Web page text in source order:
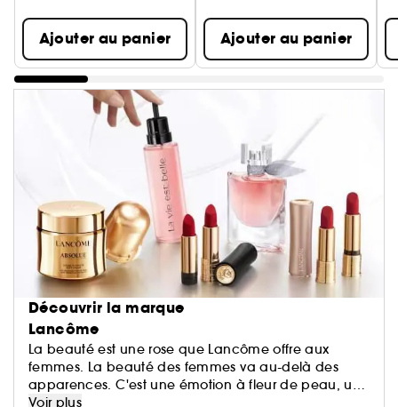
Ajouter au panier Ajouter au panier
Découvrir la marque
Lancôme
La beauté est une rose que Lancôme offre aux
femmes. La beauté des femmes va au-delà des
apparences. C'est une émotion à fleur de peau, un
éveil de tous les sens, le reflet d'une harmonie entre
Voir plus